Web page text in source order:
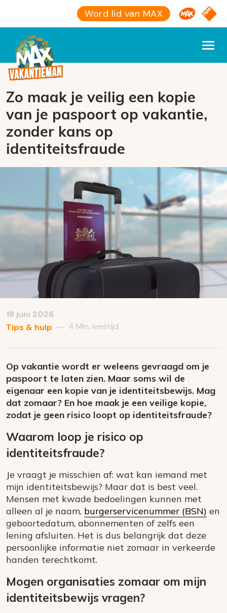
Word lid van MAX Omroep
NPO
Zo maak je veilig een kopie
van je paspoort op vakantie,
zonder kans op
identiteitsfraude
18 juni 2026
Tips & hulp — 4 Min. leestijd
Op vakantie wordt er weleens gevraagd om je
paspoort te laten zien. Maar soms wil de
eigenaar een kopie van je identiteitsbewijs. Mag
dat zomaar? En hoe maak je een veilige kopie,
zodat je geen risico loopt op identiteitsfraude?
Waarom loop je risico op
identiteitsfraude?
Je vraagt je misschien af: wat kan iemand met
mijn identiteitsbewijs? Maar dat is best veel.
Mensen met kwade bedoelingen kunnen met
alleen al je naam, burgerservicenummer (BSN) en
geboortedatum, abonnementen of zelfs een
lening afsluiten. Het is dus belangrijk dat deze
persoonlijke informatie niet zomaar in verkeerde
handen terechtkomt.
Mogen organisaties zomaar om mijn
identiteitsbewijs vragen?